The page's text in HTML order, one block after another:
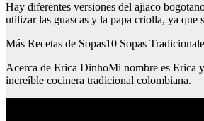
Hay diferentes versiones del ajiaco
utilizar las guascas y la papa criolla, ya que
Más Recetas de Sopas10 Sopas
Acerca de Erica DinhoMi nombre es Erica
increíble cocinera tradicional colombiana.